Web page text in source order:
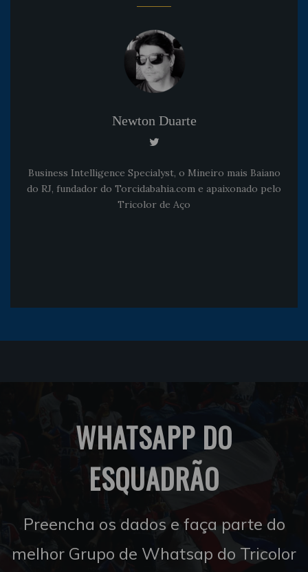
Newton Duarte
Business Intelligence Specialyst, o Mineiro mais Baiano
do RJ, fundador do Torcidabahia.com e apaixonado pelo
Tricolor de Aço
WHATSAPP DO
ESQUADRÃO
Preencha os dados e faça parte do
melhor Grupo de Whatsap do Tricolor